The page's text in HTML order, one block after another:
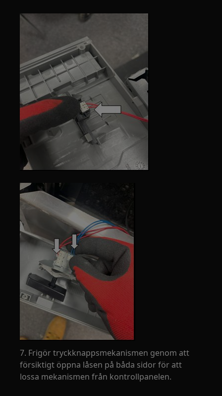
7. Frigör tryckknappsmekanismen genom att
försiktigt öppna låsen på båda sidor för att
lossa mekanismen från kontrollpanelen.